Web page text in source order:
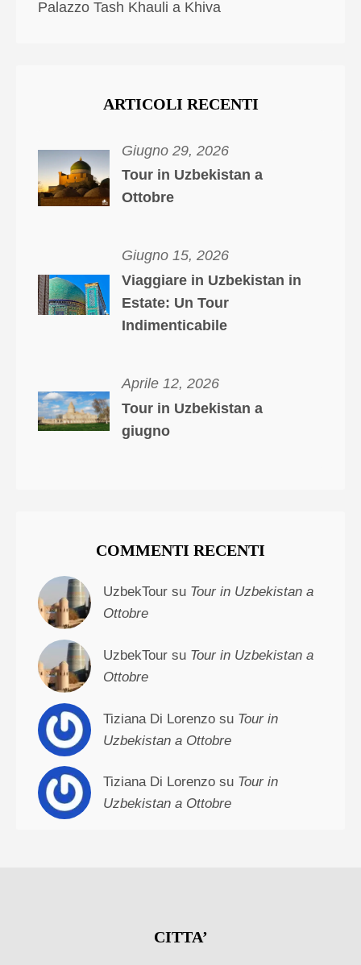
Palazzo Tash Khauli a Khiva
ARTICOLI RECENTI
Giugno 29, 2026
Tour in Uzbekistan a
Ottobre
Giugno 15, 2026
Viaggiare in Uzbekistan in
Estate: Un Tour
Indimenticabile
Aprile 12, 2026
Tour in Uzbekistan a
giugno
COMMENTI RECENTI
UzbekTour su Tour in Uzbekistan a
Ottobre
UzbekTour su Tour in Uzbekistan a
Ottobre
Tiziana Di Lorenzo su Tour in
Uzbekistan a Ottobre
Tiziana Di Lorenzo su Tour in
Uzbekistan a Ottobre
CITTA’